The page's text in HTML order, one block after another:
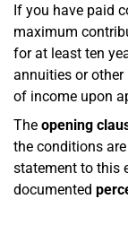
If you have paid
maximum
for at least ten
annuities or
of income upon
The opening
the conditions
statement to this
documented